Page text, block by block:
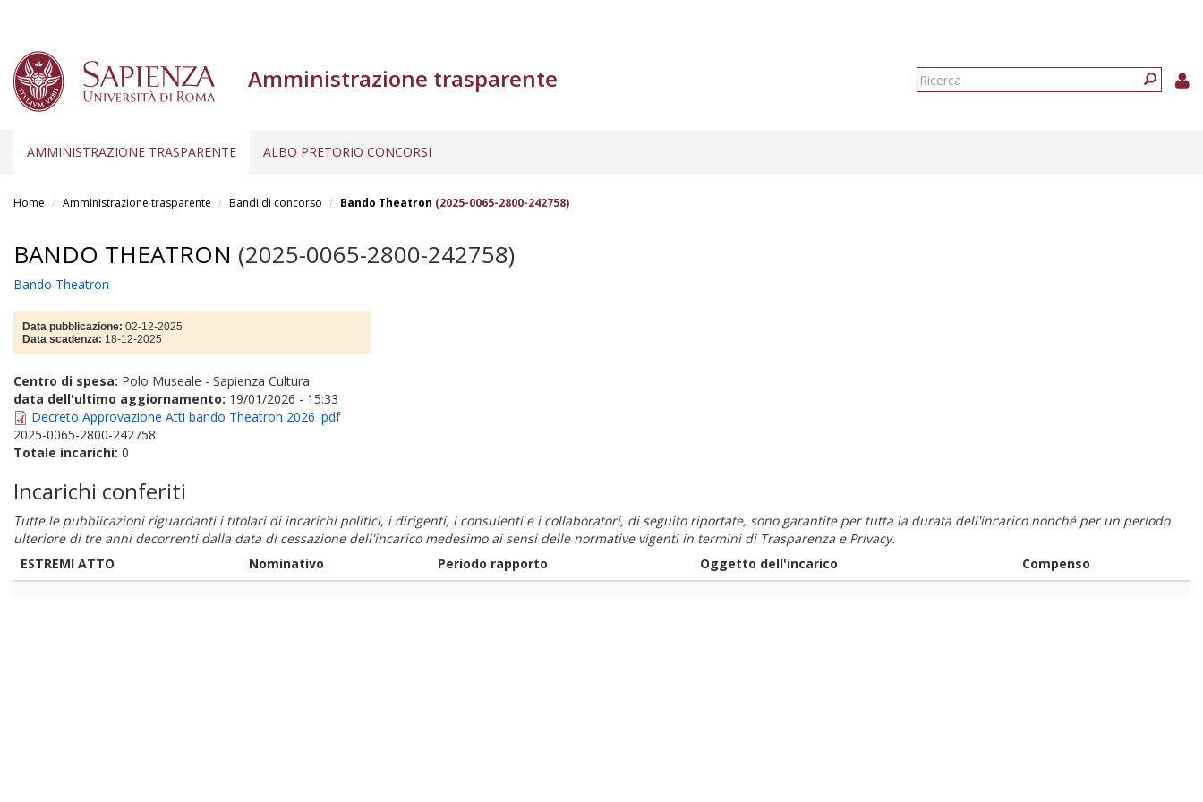
Amministrazione trasparente
Form
AMMINISTRAZIONE TRASPARENTE ALBO PRETORIO CONCORSI
Home Amministrazione trasparente Bandi di concorso Bando Theatron (2025-0065-2800-242758)
BANDO THEATRON (2025-0065-2800-242758)
Bando Theatron
Data pubblicazione: 02-12-2025
Data scadenza: 18-12-2025
Centro di spesa: Polo Museale - Sapienza Cultura
data dell'ultimo aggiornamento: 19/01/2026 - 15:33
Decreto Approvazione Atti bando Theatron 2026 .pdf
2025-0065-2800-242758
Totale incarichi: 0
Incarichi conferiti
Tutte le pubblicazioni riguardanti i titolari di incarichi politici, i dirigenti, i consulenti e i collaboratori, di seguito riportate, sono garantite per tutta la durata dell'incarico nonché per un periodo
ulteriore di tre anni decorrenti dalla data di cessazione dell'incarico medesimo ai sensi delle normative vigenti in termini di Trasparenza e Privacy.
ESTREMI ATTO
Nominativo Periodo rapporto Oggetto dell'incarico Compenso